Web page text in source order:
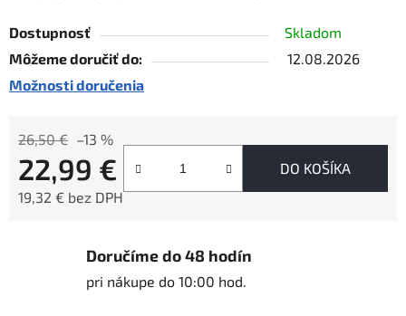
Dostupnosť
Skladom
Môžeme doručiť do:
12.08.2026
Možnosti doručenia
26,50 € –13 %
22,99 €
19,32 € bez DPH
DO KOŠÍKA
Doručíme do 48 hodín
pri nákupe do 10:00 hod.